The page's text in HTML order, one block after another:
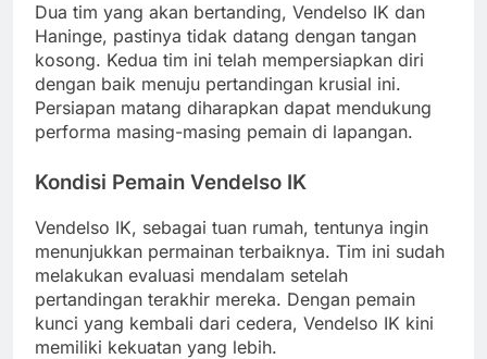
Dua tim yang akan bertanding, Vendelso IK dan
Haninge, pastinya tidak datang dengan tangan
kosong. Kedua tim ini telah mempersiapkan diri
dengan baik menuju pertandingan krusial ini.
Persiapan matang diharapkan dapat mendukung
performa masing-masing pemain di lapangan.
Kondisi Pemain Vendelso IK
Vendelso IK, sebagai tuan rumah, tentunya ingin
menunjukkan permainan terbaiknya. Tim ini sudah
melakukan evaluasi mendalam setelah
pertandingan terakhir mereka. Dengan pemain
kunci yang kembali dari cedera, Vendelso IK kini
memiliki kekuatan yang lebih.